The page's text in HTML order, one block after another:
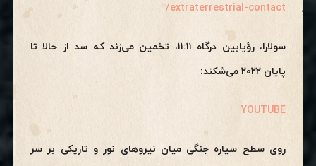
extraterrestrial-contact/
سولارا، رؤیابین درگاه ۱۱:۱۱، تخمین می‌زند که سد از حالا تا
پایان ۲۰۲۲ می‌شکند:
YOUTUBE
روی سطح سیاره جنگی میان نیروهای نور و تاریکی بر سر